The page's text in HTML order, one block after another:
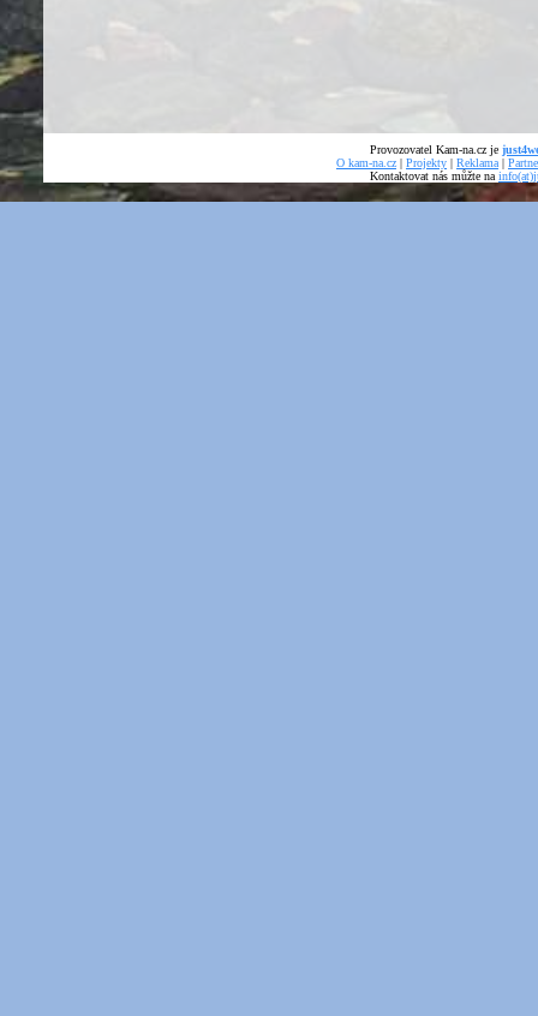
Provozovatel Kam-na.cz je
O kam-na.cz | Projekty | Reklama |
Kontaktovat nás můžte na